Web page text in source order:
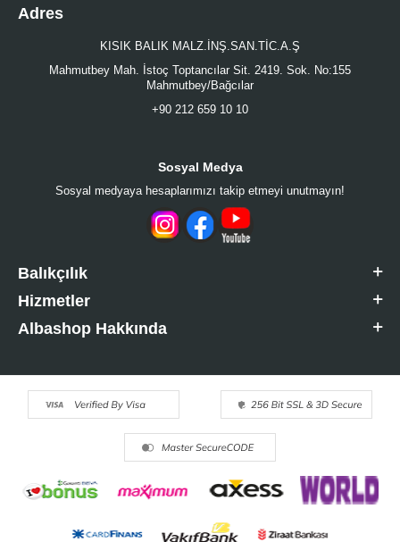
Adres
KISIK BALIK MALZ.İNŞ.SAN.TİC.A.Ş
Mahmutbey Mah. İstoç Toptancılar Sit. 2419. Sok. No:155
Mahmutbey/Bağcılar
+90 212 659 10 10
Sosyal Medya
Sosyal medyaya hesaplarımızı takip etmeyi unutmayın!
Balıkçılık
Hizmetler
Albashop Hakkında